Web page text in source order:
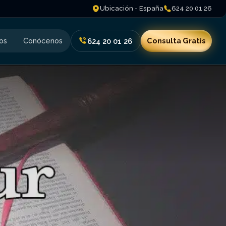
Ubicación - España 624 20 01 26
Conócenos 624 20 01 26 Consulta Gratis